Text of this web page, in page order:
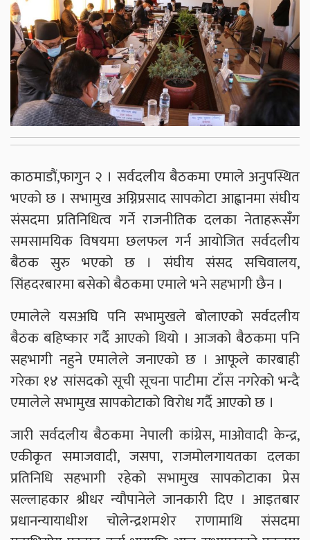
काठमाडौं,फागुन २ । सर्वदलीय बैठकमा एमाले अनुपस्थित
भएको छ । सभामुख अग्निप्रसाद सापकोटा आह्वानमा संघीय
संसदमा प्रतिनिधित्व गर्ने राजनीतिक दलका नेताहरूसँग
समसामयिक विषयमा छलफल गर्न आयोजित सर्वदलीय
बैठक सुरु भएको छ । संघीय संसद सचिवालय,
सिंहदरबारमा बसेको बैठकमा एमाले भने सहभागी छैन ।
एमालेले यसअघि पनि सभामुखले बोलाएको सर्वदलीय
बैठक बहिष्कार गर्दै आएको थियो । आजको बैठकमा पनि
सहभागी नहुने एमालेले जनाएको छ । आफूले कारबाही
गरेका १४ सांसदको सूची सूचना पाटीमा टाँस नगरेको भन्दै
एमालेले सभामुख सापकोटाको विरोध गर्दै आएको छ ।
जारी सर्वदलीय बैठकमा नेपाली कांग्रेस, माओवादी केन्द्र,
एकीकृत समाजवादी, जसपा, राजमोलगायतका दलका
प्रतिनिधि सहभागी रहेको सभामुख सापकोटाका प्रेस
सल्लाहकार श्रीधर न्यौपानेले जानकारी दिए । आइतबार
प्रधानन्यायाधीश चोलेन्द्रशमशेर राणामाथि संसदमा